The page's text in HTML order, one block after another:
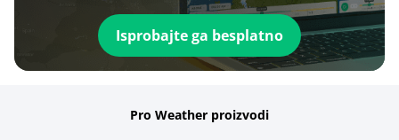
Isprobajte ga besplatno
Pro Weather proizvodi